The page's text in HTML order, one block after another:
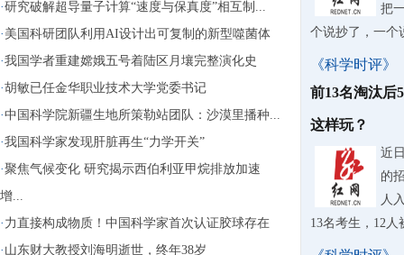
·研究破解超导量子计算“速度与保真度”相互制...
· 美国科研团队利用AI设计出可复制的新型噬菌体
·我国学者重建嫦娥五号着陆区月壤完整演化史
·胡敏已任金华职业技术大学党委书记
·中国科学院新疆生地所策勒站团队：沙漠里播种...
·我国科学家发现肝脏再生“力学开关”
·聚焦气候变化 研究揭示西伯利亚甲烷排放加速
增...
· 力直接构成物质！中国科学家首次认证胶球存在
· 山东财大教授刘海明逝世，终年38岁
把
个说抄了，一个
《科学时评》
前13名淘汰后
这样玩？
近
的
人
13名考生，12人